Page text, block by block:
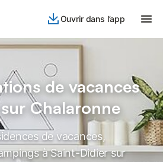
Ouvrir dans l’app
de vacances
Chalaronne
de vacances,
à Saint-Didier sur